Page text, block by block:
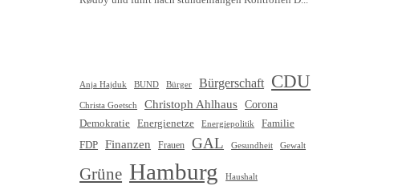
Anja Hajduk BUND Bürger Bürgerschaft CDU
Christa Goetsch Christoph Ahlhaus
Corona
Demokratie
Energienetze Energiepolitik
Familie
FDP
Finanzen Frauen GAL Gesundheit Gewalt
Grüne Hamburg Haushalt